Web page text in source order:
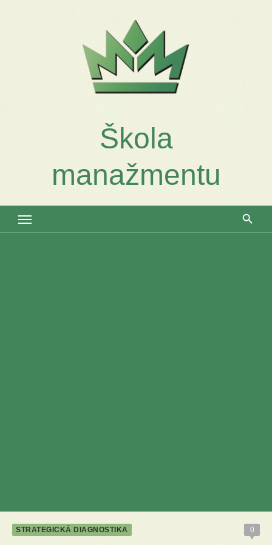
Škola
manažmentu
STRATEGICKÁ DIAGNOSTIKA 0